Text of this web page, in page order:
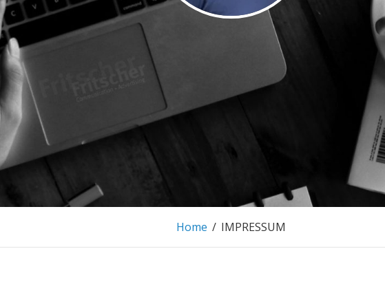
FRITSCHER.
ONLINE MARKETING AND EVENTMANAGEMENT
Home / IMPRESSUM